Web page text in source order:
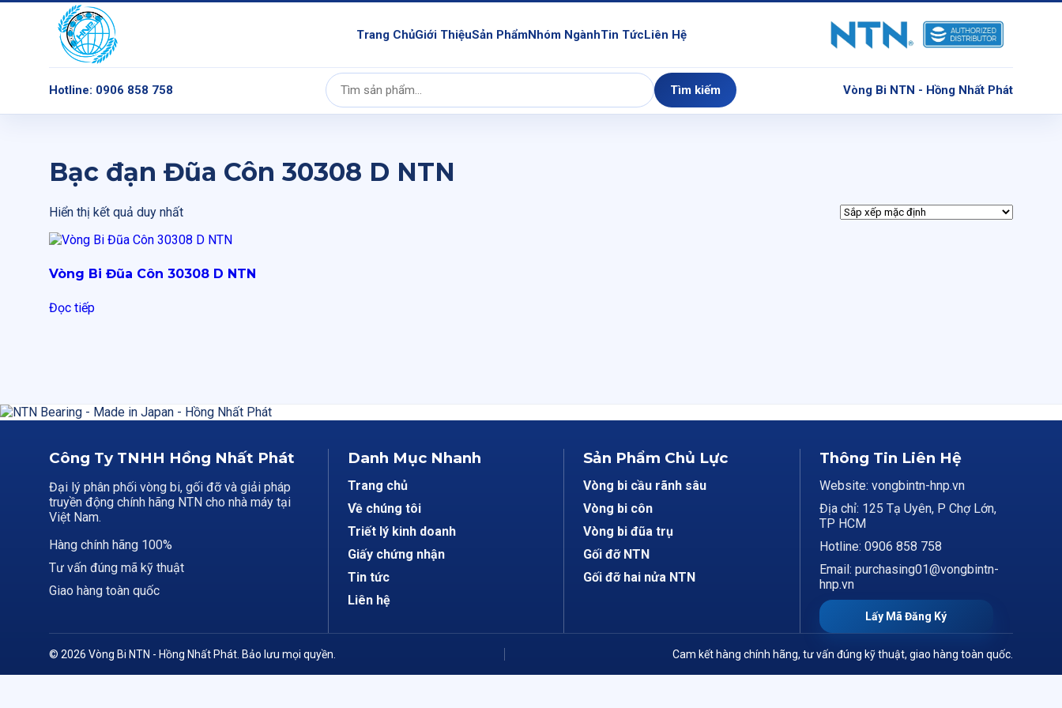
Trang ChủGiới ThiệuSản PhẩmNhóm NgànhTin TứcLiên Hệ
Hotline: 0906 858 758
Tìm
kiếm:
Tìm kiếm Vòng Bi NTN - Hồng Nhất Phát
Bạc đạn Đũa Côn 30308 D NTN
Hiển thị kết quả duy nhất
Vòng Bi Đũa Côn 30308 D NTN
Đọc tiếp
Công Ty TNHH Hồng Nhất Phát
Đại lý phân phối vòng bi, gối đỡ và giải pháp
truyền động chính hãng NTN cho nhà máy tại
Việt Nam.
Hàng chính hãng 100%
Tư vấn đúng mã kỹ thuật
Giao hàng toàn quốc
Danh Mục Nhanh
Trang chủ
Về chúng tôi
Triết lý kinh doanh
Giấy chứng nhận
Tin tức
Liên hệ
Sản Phẩm Chủ Lực
Vòng bi cầu rãnh sâu
Vòng bi côn
Vòng bi đũa trụ
Gối đỡ NTN
Gối đỡ hai nửa NTN
Thông Tin Liên Hệ
Website: vongbintn-hnp.vn
Địa chỉ: 125 Tạ Uyên, P Chợ Lớn,
TP HCM
Hotline: 0906 858 758
Email: purchasing01@vongbintn-
hnp.vn
Lấy Mã Đăng Ký
© 2026 Vòng Bi NTN - Hồng Nhất Phát. Bảo lưu mọi quyền. Cam kết hàng chính hãng, tư vấn đúng kỹ thuật, giao hàng toàn quốc.